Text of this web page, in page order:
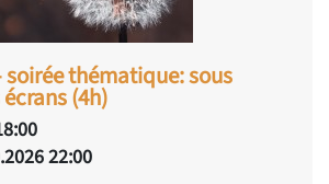
soirée thématique: sous
(4h)
22:00